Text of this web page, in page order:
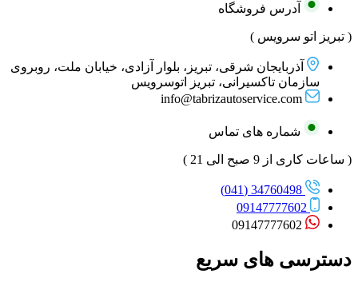
آدرس فروشگاه
( تبریز اتو سرویس )
آذربایجان شرقی، تبریز، بلوار آزادی، خیابان ملت، روبروی
سازمان تاکسیرانی، تبریز اتوسرویس
info@tabrizautoservice.com
شماره های تماس
( ساعات کاری از 9 صبح الی 21 )
34760498 (041)
09147777602
09147777602
دسترسی های سریع